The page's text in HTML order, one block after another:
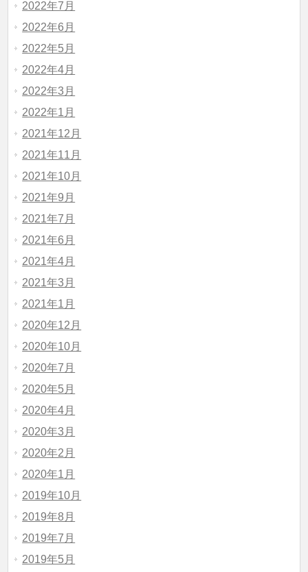
2022年7月
2022年6月
2022年5月
2022年4月
2022年3月
2022年1月
2021年12月
2021年11月
2021年10月
2021年9月
2021年7月
2021年6月
2021年4月
2021年3月
2021年1月
2020年12月
2020年10月
2020年7月
2020年5月
2020年4月
2020年3月
2020年2月
2020年1月
2019年10月
2019年8月
2019年7月
2019年5月